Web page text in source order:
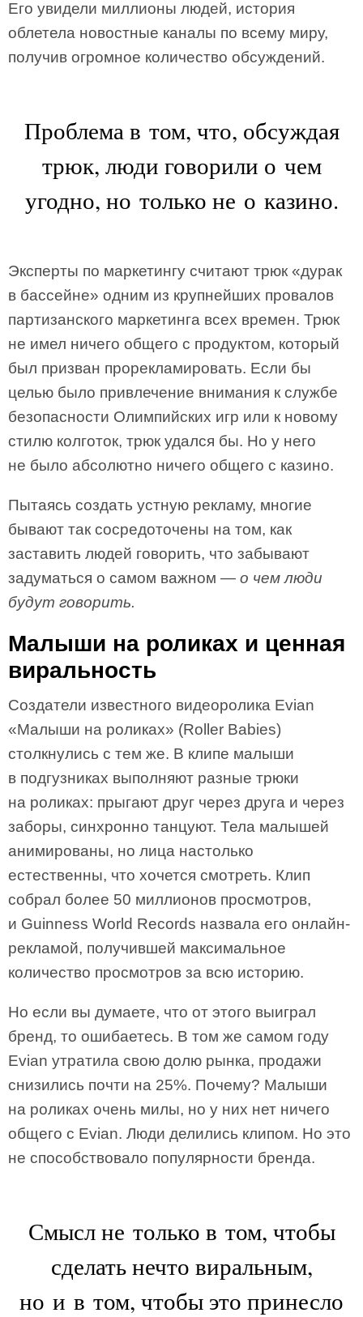
Его увидели миллионы людей, история
облетела новостные каналы по всему миру,
получив огромное количество обсуждений.
Проблема в том, что, обсуждая
трюк, люди говорили о чем
угодно, но только не о казино.
Эксперты по маркетингу считают трюк «дурак
в бассейне» одним из крупнейших провалов
партизанского маркетинга всех времен. Трюк
не имел ничего общего с продуктом, который
был призван прорекламировать. Если бы
целью было привлечение внимания к службе
безопасности Олимпийских игр или к новому
стилю колготок, трюк удался бы. Но у него
не было абсолютно ничего общего с казино.
Пытаясь создать устную рекламу, многие
бывают так сосредоточены на том, как
заставить людей говорить, что забывают
задуматься о самом важном — о чем люди
будут говорить.
Малыши на роликах и ценная
виральность
Создатели известного видеоролика Evian
«Малыши на роликах» (Roller Babies)
столкнулись с тем же. В клипе малыши
в подгузниках выполняют разные трюки
на роликах: прыгают друг через друга и через
заборы, синхронно танцуют. Тела малышей
анимированы, но лица настолько
естественны, что хочется смотреть. Клип
собрал более 50 миллионов просмотров,
и Guinness World Records назвала его онлайн-
рекламой, получившей максимальное
количество просмотров за всю историю.
Но если вы думаете, что от этого выиграл
бренд, то ошибаетесь. В том же самом году
Evian утратила свою долю рынка, продажи
снизились почти на 25%. Почему? Малыши
на роликах очень милы, но у них нет ничего
общего с Evian. Люди делились клипом. Но это
не способствовало популярности бренда.
Смысл не только в том, чтобы
сделать нечто виральным,
но и в том, чтобы это принесло